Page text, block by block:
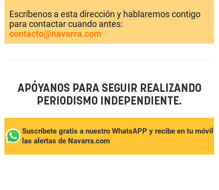
Escríbenos a esta dirección y hablaremos contigo
para contactar cuando antes:
contacto@navarra.com
APÓYANOS PARA SEGUIR REALIZANDO
PERIODISMO INDEPENDIENTE.
Suscríbete gratis a nuestro WhatsAPP y recibe en tu móvil
las alertas de Navarra.com